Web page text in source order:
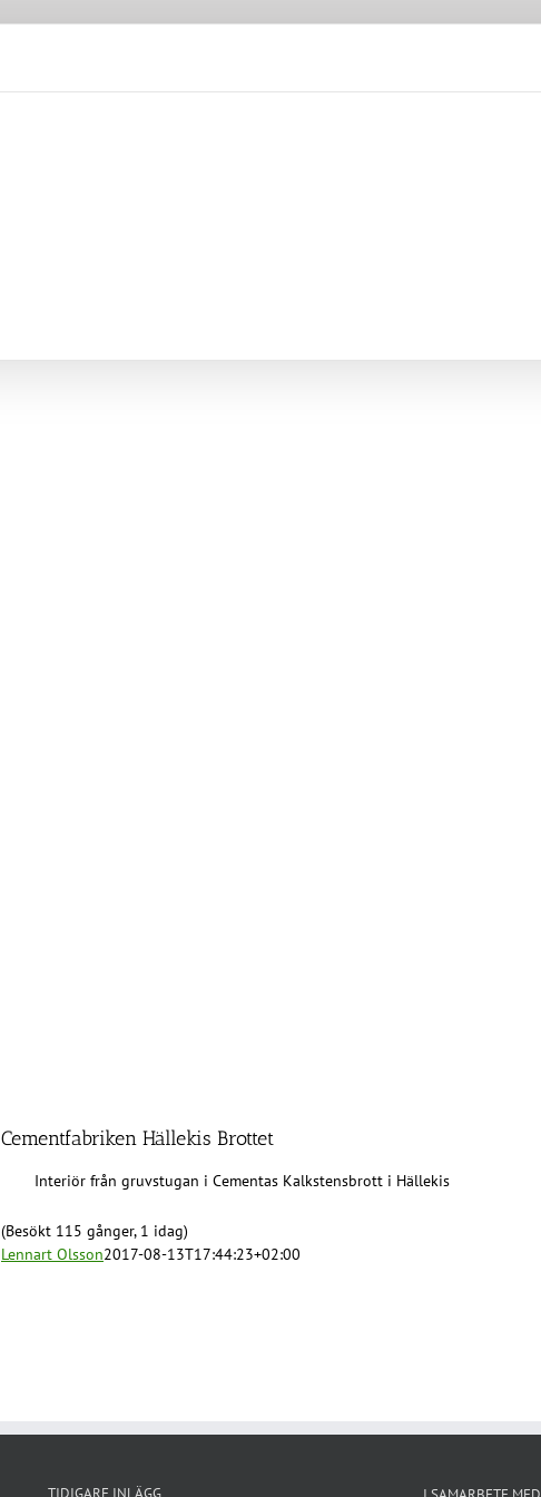
Cementfabriken Hällekis Brottet
Interiör från gruvstugan i Cementas Kalkstensbrott i Hällekis
(Besökt 115 gånger, 1 idag)
Lennart Olsson2017-08-13T17:44:23+02:00
TIDIGARE INLÄGG